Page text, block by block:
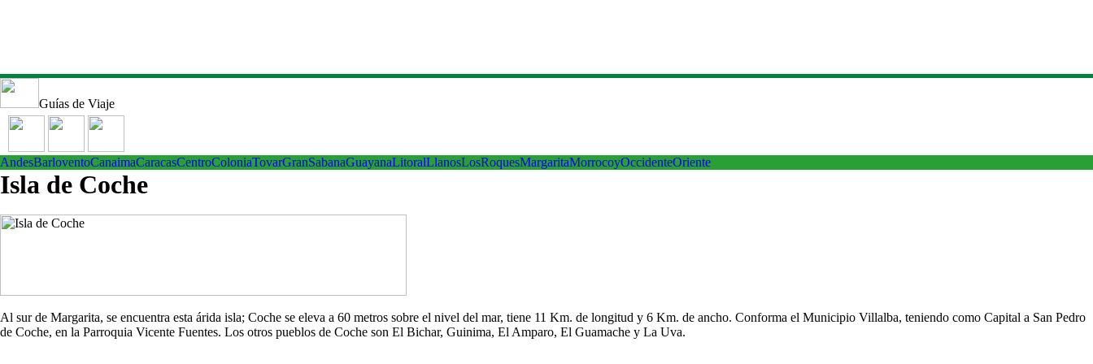
Guías de Viaje
AndesBarloventoCanaimaCaracasCentroColoniaTovarGranSabanaGuayanaLitoralLlanosLosRoquesMargaritaMorrocoyOccidenteOriente
Isla de Coche
Al sur de Margarita, se encuentra esta árida isla; Coche se eleva a 60 metros sobre el nivel del mar, tiene 11 Km. de longitud y 6 Km. de ancho. Conforma el Municipio Villalba, teniendo como Capital a San Pedro
de Coche, en la Parroquia Vicente Fuentes. Los otros pueblos de Coche son El Bichar, Guinima, El Amparo, El Guamache y La Uva.